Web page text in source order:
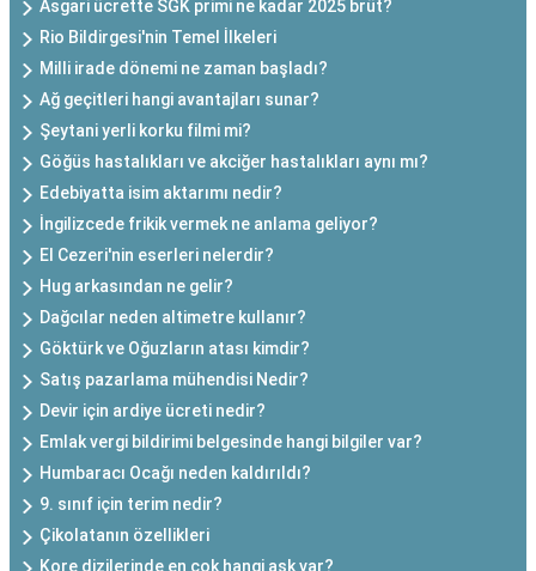
Asgari ücrette SGK primi ne kadar 2025 brüt?
Rio Bildirgesi'nin Temel İlkeleri
Milli irade dönemi ne zaman başladı?
Ağ geçitleri hangi avantajları sunar?
Şeytani yerli korku filmi mi?
Göğüs hastalıkları ve akciğer hastalıkları aynı mı?
Edebiyatta isim aktarımı nedir?
İngilizcede frikik vermek ne anlama geliyor?
El Cezeri'nin eserleri nelerdir?
Hug arkasından ne gelir?
Dağcılar neden altimetre kullanır?
Göktürk ve Oğuzların atası kimdir?
Satış pazarlama mühendisi Nedir?
Devir için ardiye ücreti nedir?
Emlak vergi bildirimi belgesinde hangi bilgiler var?
Humbaracı Ocağı neden kaldırıldı?
9. sınıf için terim nedir?
Çikolatanın özellikleri
Kore dizilerinde en çok hangi aşk var?